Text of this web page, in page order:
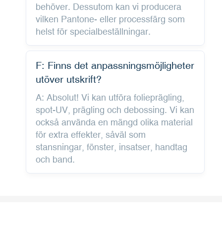
behöver. Dessutom kan vi producera
vilken Pantone- eller processfärg som
helst för specialbeställningar.
F: Finns det anpassningsmöjligheter
utöver utskrift?
A: Absolut! Vi kan utföra folieprägling,
spot-UV, prägling och debossing. Vi kan
också använda en mängd olika material
för extra effekter, såväl som
stansningar, fönster, insatser, handtag
och band.